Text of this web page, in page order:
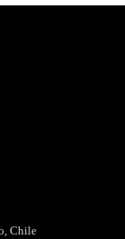
Chile